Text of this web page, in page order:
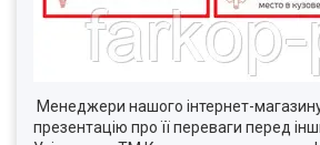
Менеджери нашого інтернет-
презентацію про її переваги перед